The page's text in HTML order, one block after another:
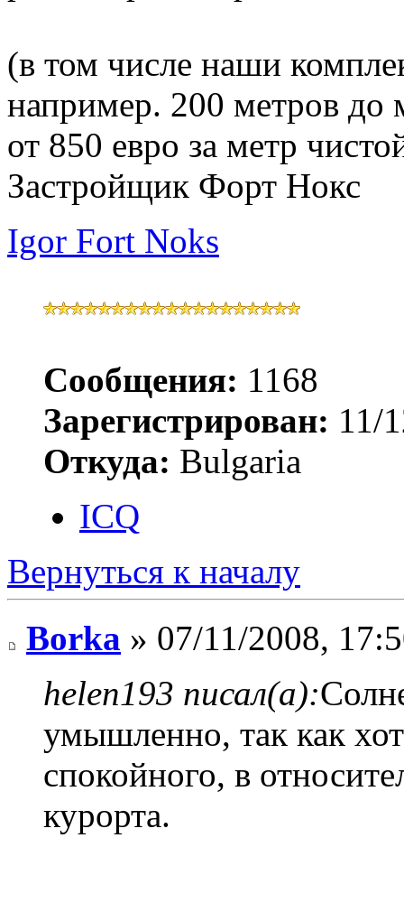
(в том числе наши
например. 200 метров до
от 850 евро за метр
Застройщик Форт Нокс
Igor Fort Noks
Сообщения: 1168
Зарегистрирован: 11/
Откуда: Bulgaria
ICQ
Вернуться к началу
Borka » 07/11/2008,
helen193 писал(а):
умышленно, так как
спокойного, в
курорта.